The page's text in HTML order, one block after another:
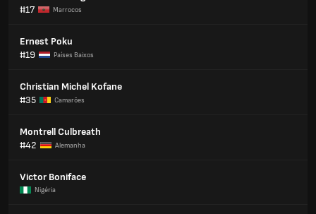
#17
Marrocos
Ernest Poku
#19
Países Baixos
Christian Michel Kofane
#35
Camarões
Montrell Culbreath
#42
Alemanha
Victor Boniface
Nigéria